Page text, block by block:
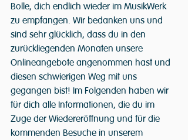
Bolle, dich endlich wieder im MusikWerk
zu empfangen. Wir bedanken uns und
sind sehr glücklich, dass du in den
zurückliegenden Monaten unsere
Onlineangebote angenommen hast und
diesen schwierigen Weg mit uns
gegangen bist! Im Folgenden haben wir
für dich alle Informationen, die du im
Zuge der Wiedereröffnung und für die
kommenden Besuche in unserem